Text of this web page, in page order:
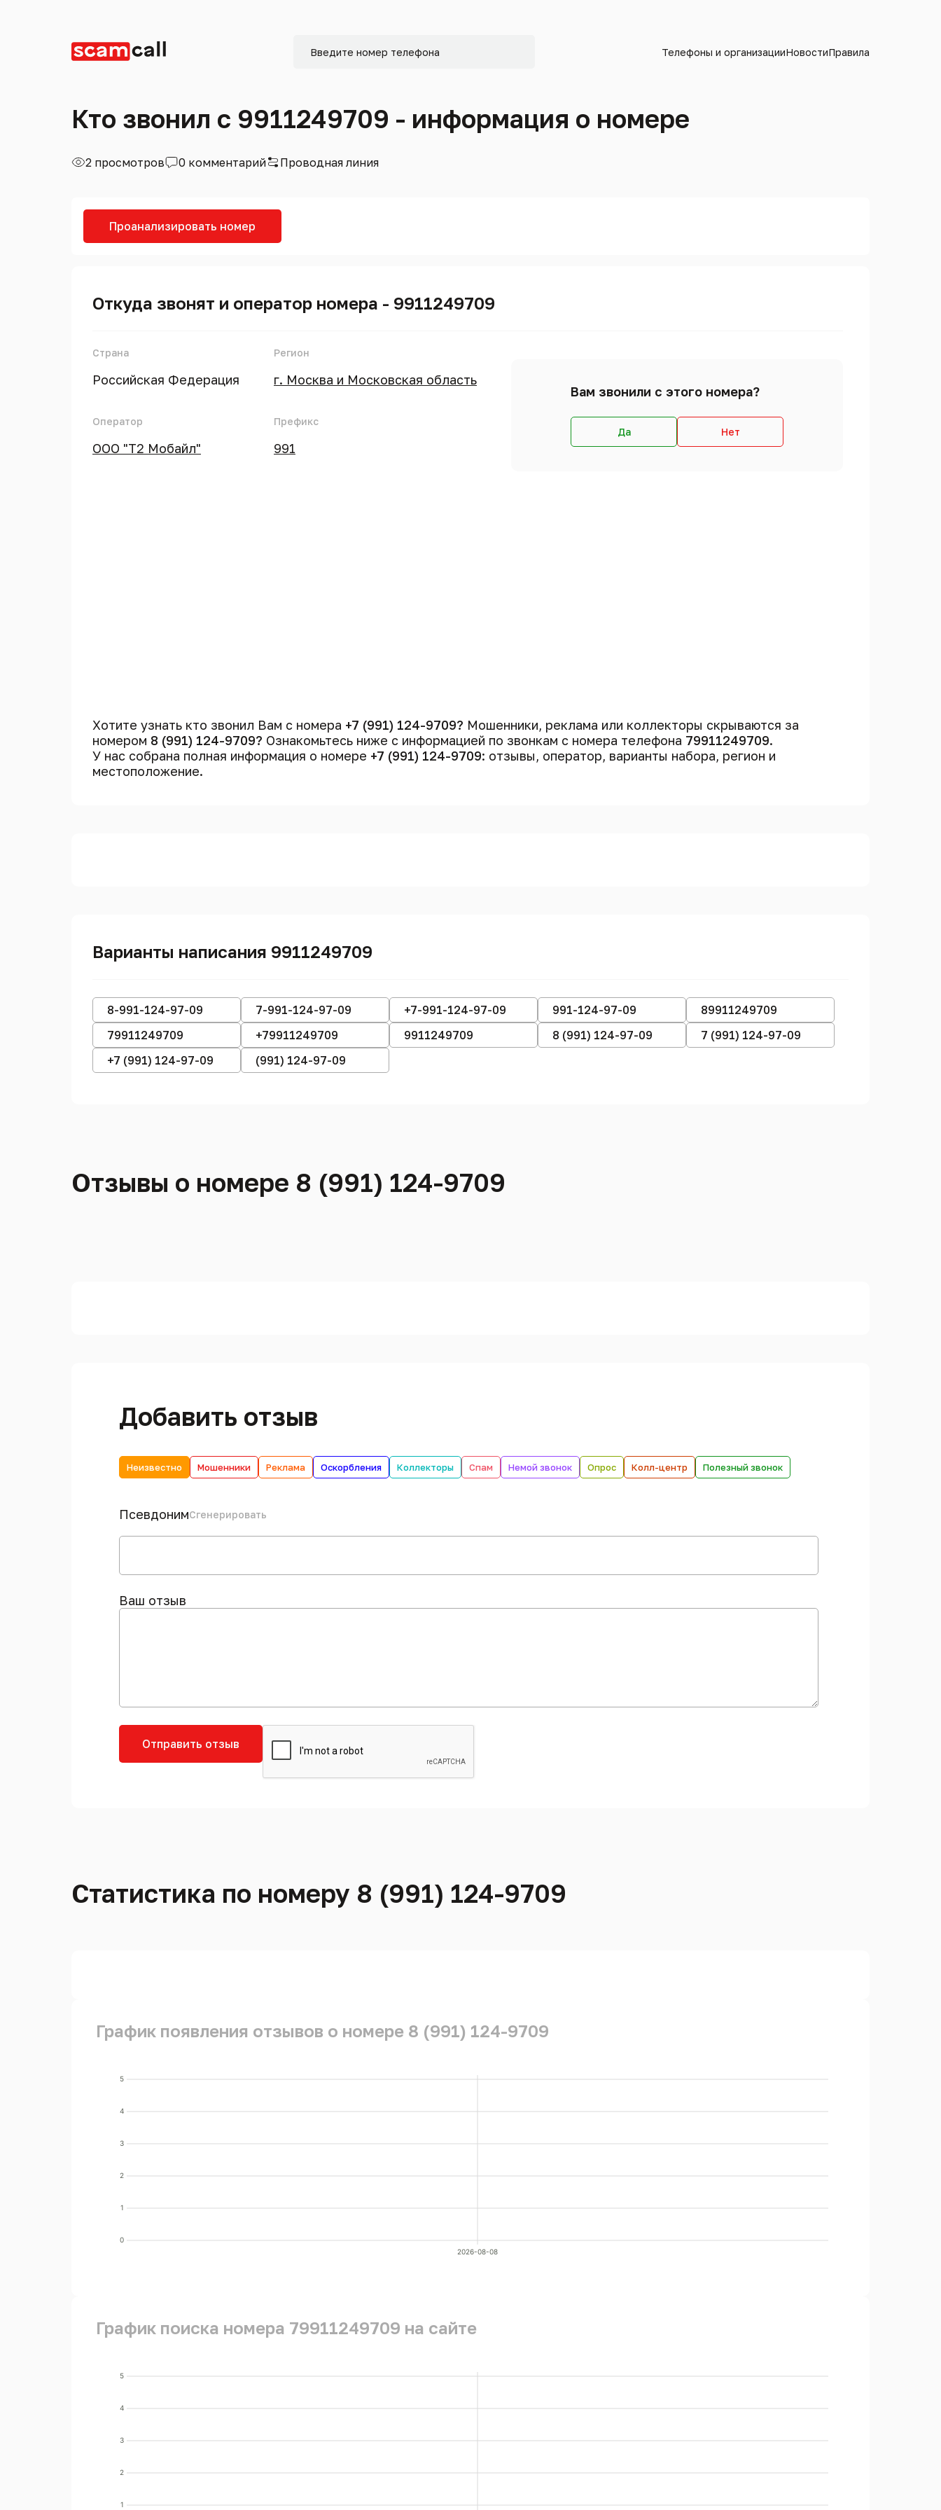
Телефоны и организацииНовостиПравила
Кто звонил с 9911249709 - информация о номере
2 просмотров 0 комментарий Проводная линия
Проанализировать номер
Откуда звонят и оператор номера - 9911249709
Страна
Российская Федерация
Оператор
ООО "Т2 Мобайл"
Регион
г. Москва и Московская область
Префикс
991
Вам звонили с этого номера?
Да Нет
Хотите узнать кто звонил Вам с номера +7 (991) 124-9709? Мошенники, реклама или коллекторы скрываются за
номером 8 (991) 124-9709? Ознакомьтесь ниже с информацией по звонкам с номера телефона 79911249709.
У нас собрана полная информация о номере +7 (991) 124-9709: отзывы, оператор, варианты набора, регион и
местоположение.
Варианты написания 9911249709
8-991-124-97-09 7-991-124-97-09 +7-991-124-97-09 991-124-97-09
89911249709
79911249709
+79911249709 9911249709 8 (991) 124-97-09
7 (991) 124-97-09
+7 (991) 124-97-09
(991) 124-97-09
Отзывы о номере 8 (991) 124-9709
Добавить отзыв
Неизвестно Мошенники Реклама Оскорбления Коллекторы Спам Немой звонок Опрос Колл-центр Полезный звонок
ПсевдонимСгенерировать
Ваш отзыв
Отправить отзыв
Статистика по номеру 8 (991) 124-9709
График появления отзывов о номере 8 (991) 124-9709
0
1
2
3
4
5
2026-08-08
График поиска номера 79911249709 на сайте
1
2
3
4
5